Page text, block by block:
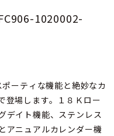
1020002-
ーティな機能と絶妙なカ
登場します。１８Ｋロー
デイト機能、ステンレス
アニュアルカレンダー機